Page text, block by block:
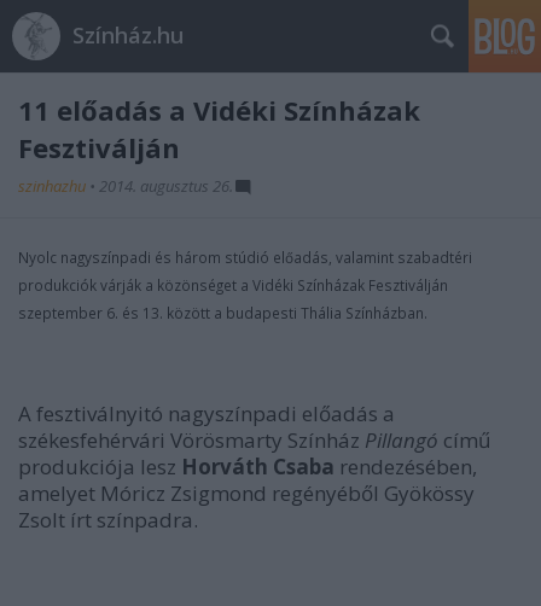
Színház.hu
11 előadás a Vidéki Színházak
Fesztiválján
szinhazhu • 2014. augusztus 26.
Nyolc nagyszínpadi és három stúdió előadás, valamint szabadtéri
produkciók várják a közönséget a Vidéki Színházak Fesztiválján
szeptember 6. és 13. között a budapesti Thália Színházban.
A fesztiválnyitó nagyszínpadi előadás a
székesfehérvári Vörösmarty Színház Pillangó című
produkciója lesz Horváth Csaba rendezésében,
amelyet Móricz Zsigmond regényéből Gyökössy
Zsolt írt színpadra.